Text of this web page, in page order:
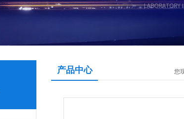
产品中心 您